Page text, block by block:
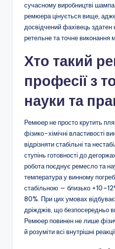
сучасному виробництві
ремюера цінується вище,
досвідчений фахівець
ретельне та точне виконання
Хто такий
професії з
науки та
Ремюер не просто крутить
фізико-хімічні властивості
відрізняти стабільні та
ступінь готовності до
робота поєднує ремесло та
температура у винному
стабільною — близько
80%. При цих умовах
дріжджів, що безпосередньо
Ремюер повинен не лише
й розуміти всі внутрішні